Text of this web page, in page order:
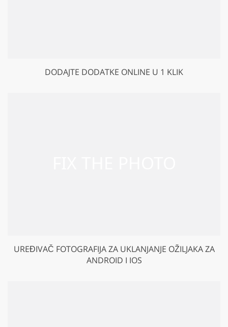
DODAJTE DODATKE ONLINE U 1 KLIK
UREĐIVAČ FOTOGRAFIJA ZA UKLANJANJE OŽILJAKA ZA
ANDROID I IOS